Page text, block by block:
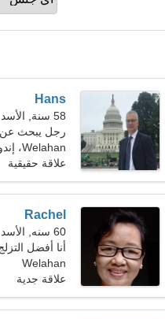
Hans
58 سنة, الأسد
رجل يبحث عن
Welahan، إندونيسيا
علاقة حقيقية
Rachel
60 سنه, الأسد
أنا أفضل
Welahan
علاقة جدية